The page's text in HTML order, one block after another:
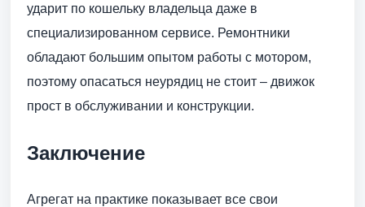
ударит по кошельку владельца даже в
специализированном сервисе. Ремонтники
обладают большим опытом работы с мотором,
поэтому опасаться неурядиц не стоит – движок
прост в обслуживании и конструкции.
Заключение
Агрегат на практике показывает все свои